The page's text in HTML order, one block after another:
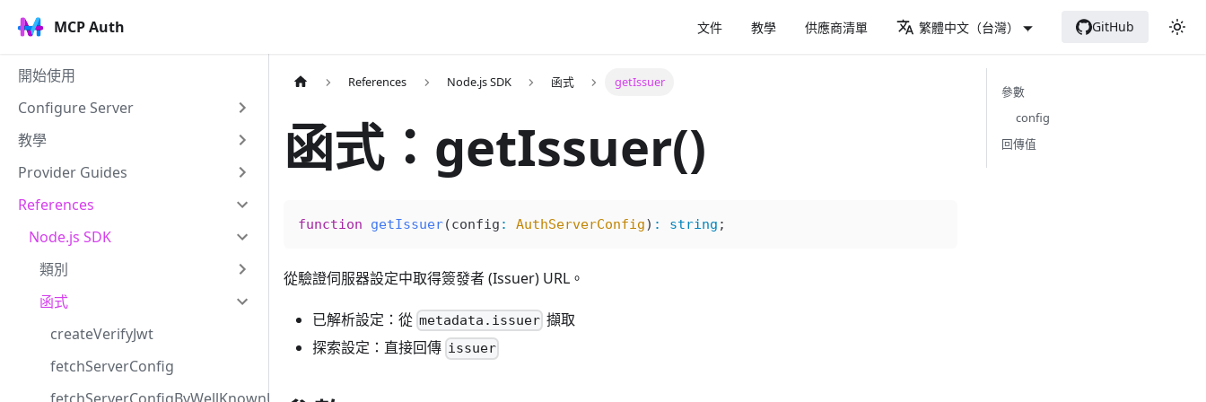
MCP Auth 文件 教學 供應商清單 繁體中文（台灣） GitHub
開始使用
Configure Server
教學
Provider Guides
References
Node.js SDK
類別
函式
createVerifyJwt
fetchServerConfig
References Node.js SDK 函式 getIssuer
函式：getIssuer()
function getIssuer(config : AuthServerConfig) : string ;
從驗證伺服器設定中取得簽發者 (Issuer) URL。
已解析設定：從 metadata.issuer 擷取
探索設定：直接回傳 issuer
參數
config
回傳值